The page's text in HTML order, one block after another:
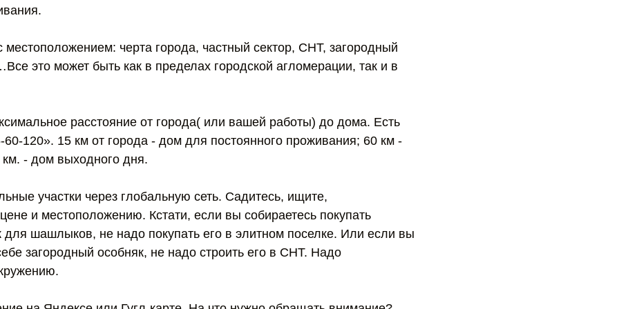
черта города, частный сектор, СНТ, загородный
это может быть как в пределах городской агломерации, так и в
расстояние от города( или вашей работы) до дома. Есть
60-120». 15 км от города - дом для постоянного проживания; 60 км -
- дом выходного дня.
участки через глобальную сеть. Садитесь, ищите,
и местоположению. Кстати, если вы собираетесь покупать
для шашлыков, не надо покупать его в элитном поселке. Или если вы
загородный особняк, не надо строить его в СНТ. Надо